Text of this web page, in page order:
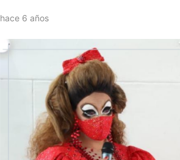
hace 6 años